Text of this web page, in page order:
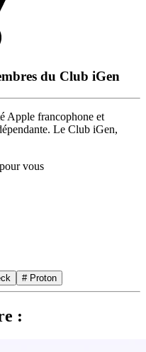
du Club iGen
Apple francophone et
Le Club iGen,
vous
# Proton
: